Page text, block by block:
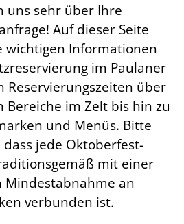
uns sehr über Ihre
Auf dieser Seite
wichtigen Informationen
im Paulaner
Reservierungszeiten über
Bereiche im Zelt bis hin zu
und Menüs. Bitte
dass jede Oktoberfest-
mit einer
Mindestabnahme an
verbunden ist.